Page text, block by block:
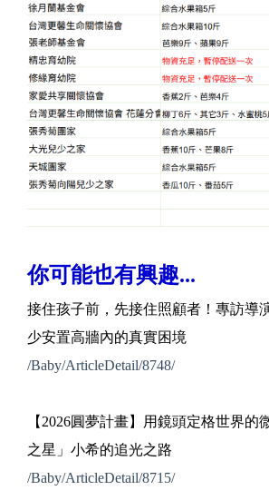
你可能也有興趣...
接住孩子前，先接住照顧者！專訪導
少安置高牆內的真實困境
/Baby/ArticleDetail/8748/
【2026圓夢計畫】用鏡頭定格世界的
之星」小希的追光之路
/Baby/ArticleDetail/8715/